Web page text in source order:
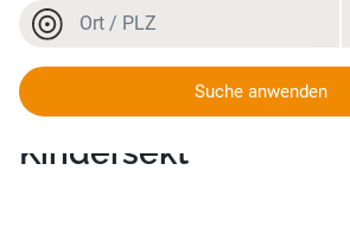
Ort oder PLZ
Suche anwenden
Freche Früchtchen -
Kindersekt